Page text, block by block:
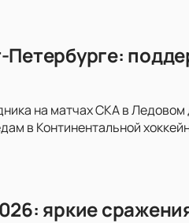
на матчах СКА в
в Континентальной
яркие